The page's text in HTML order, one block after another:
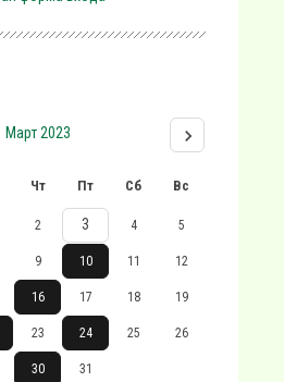
Март 2023
Чт Пт Сб Вс
2 3 4 5
9 10 11 12
16 17 18 19
23 24 25 26
30 31